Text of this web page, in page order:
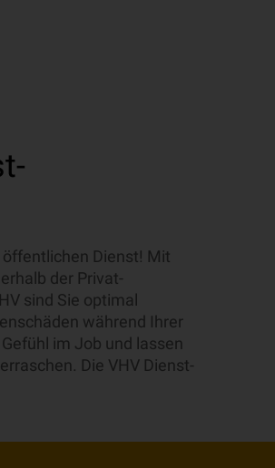
Dienst! Mit
der Privat-
sind Sie optimal
während Ihrer
im Job und lassen
Die VHV Dienst-